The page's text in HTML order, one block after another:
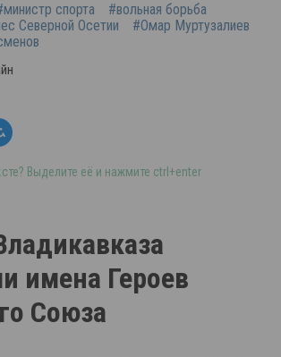
спорта
#вольная борьба
Северной Осетии
#Омар Муртузалиев
Выделите её и нажмите ctrl+enter
имена Героев
Союза